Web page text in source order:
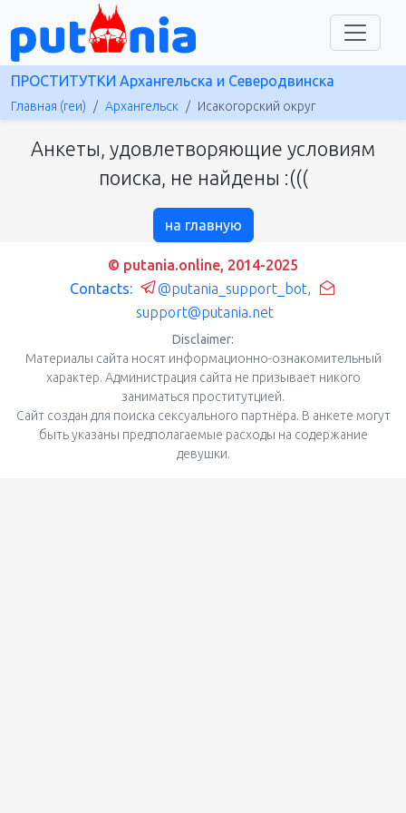
ПРОСТИТУТКИ Архангельска и Северодвинска
Главная (геи) Архангельск Исакогорский округ
Анкеты, удовлетворяющие условиям
поиска, не найдены :(((
на главную
© putania.online, 2014-2025
Contacts:
@putania_support_bot,
support@putania.net
Disclaimer:
Материалы сайта носят информационно-ознакомительный
характер. Администрация сайта не призывает никого
заниматься проститутцией.
Сайт создан для поиска сексуального партнёра. В анкете могут
быть указаны предполагаемые расходы на содержание
девушки.